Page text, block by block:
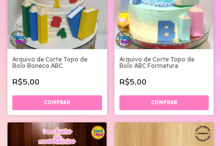
Arquivo de Corte Topo de
Bolo Boneco ABC
R$5,00
Arquivo de Corte Topo de
Bolo ABC Formatura
R$5,00